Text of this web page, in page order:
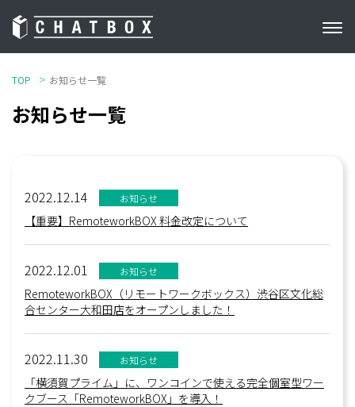
TOP お知らせ一覧
お知らせ一覧
2022.12.14 お知らせ
【重要】RemoteworkBOX 料金改定について
2022.12.01 お知らせ
RemoteworkBOX（リモートワークボックス）渋谷区文化総
合センター大和田店をオープンしました！
2022.11.30 お知らせ
「横須賀プライム」に、ワンコインで使える完全個室型ワー
クブース「RemoteworkBOX」を導入！